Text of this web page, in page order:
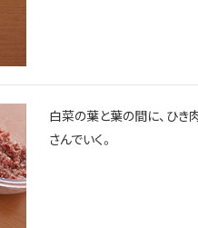
白菜の葉と葉の間に、ひき
さんでいく。